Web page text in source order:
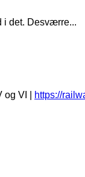
i det. Desværre...
og VI |
https://